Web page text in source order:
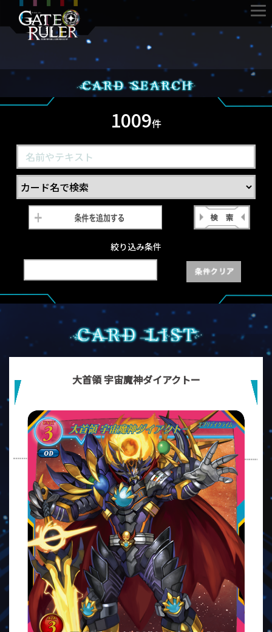
1009件
絞り込み条件
大首領 宇宙魔神ダイアクトー